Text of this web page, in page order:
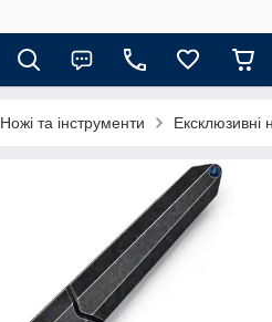
Ножі та інструменти Ексклюзивні